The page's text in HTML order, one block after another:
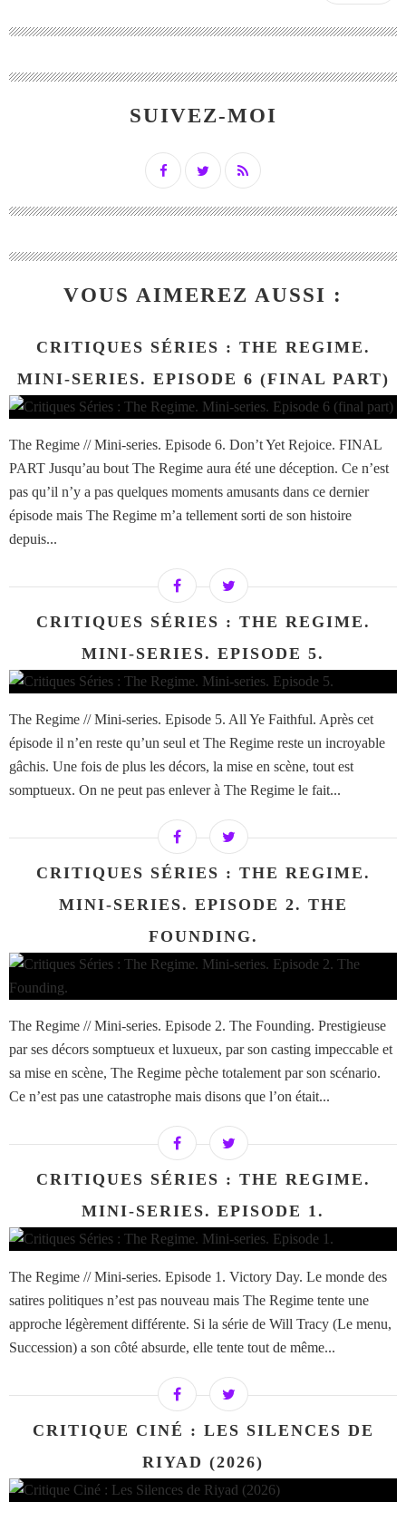
SUIVEZ-MOI
VOUS AIMEREZ AUSSI :
CRITIQUES SÉRIES : THE REGIME.
MINI-SERIES. EPISODE 6 (FINAL PART)
The Regime // Mini-series. Episode 6. Don’t Yet Rejoice. FINAL
PART Jusqu’au bout The Regime aura été une déception. Ce n’est
pas qu’il n’y a pas quelques moments amusants dans ce dernier
épisode mais The Regime m’a tellement sorti de son histoire
depuis...
CRITIQUES SÉRIES : THE REGIME.
MINI-SERIES. EPISODE 5.
The Regime // Mini-series. Episode 5. All Ye Faithful. Après cet
épisode il n’en reste qu’un seul et The Regime reste un incroyable
gâchis. Une fois de plus les décors, la mise en scène, tout est
somptueux. On ne peut pas enlever à The Regime le fait...
CRITIQUES SÉRIES : THE REGIME.
MINI-SERIES. EPISODE 2. THE
FOUNDING.
The Regime // Mini-series. Episode 2. The Founding. Prestigieuse
par ses décors somptueux et luxueux, par son casting impeccable et
sa mise en scène, The Regime pèche totalement par son scénario.
Ce n’est pas une catastrophe mais disons que l’on était...
CRITIQUES SÉRIES : THE REGIME.
MINI-SERIES. EPISODE 1.
The Regime // Mini-series. Episode 1. Victory Day. Le monde des
satires politiques n’est pas nouveau mais The Regime tente une
approche légèrement différente. Si la série de Will Tracy (Le menu,
Succession) a son côté absurde, elle tente tout de même...
CRITIQUE CINÉ : LES SILENCES DE
RIYAD (2026)